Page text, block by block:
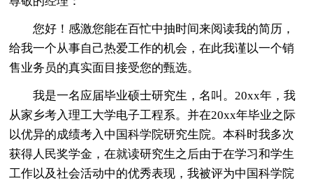
您好！感激您能在百忙中抽时间来阅读我的简历，
给我一个从事自己热爱工作的机会，在此我谨以一个销
售业务员的真实面目接受您的甄选。
我是一名应届毕业硕士研究生，名叫。20xx年，我
从家乡考入理工大学电子工程系。并在20xx年毕业之际
以优异的成绩考入中国科学院研究生院。本科时我多次
获得人民奖学金，在就读研究生之后由于在学习和学生
工作以及社会活动中的优秀表现，我被评为中国科学院